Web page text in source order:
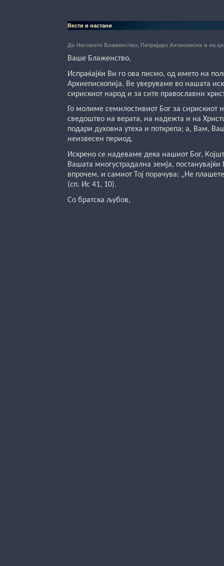
Вести и настани
До Неговото Блаженство, Патријарх Антиохиски и на
Ваше Блаженство,
Испраќајќи Ви го ова писмо, од името на
Архиепископија, Ве уверуваме во нашата
сирискиот народ и за сите православни
Го молиме семилостивиот Бог за сирискиот
сведоштво на верата, на надежта и на
подари духовна утеха и поткрепа; а, Вам,
неизвесен период.
Искрено се надеваме дека нашиот Бог,
Вашата многустрадална земја,
впрочем, и самиот Тој порачува: „Не
(сп. Ис 41, 10).
Со братска љубов,